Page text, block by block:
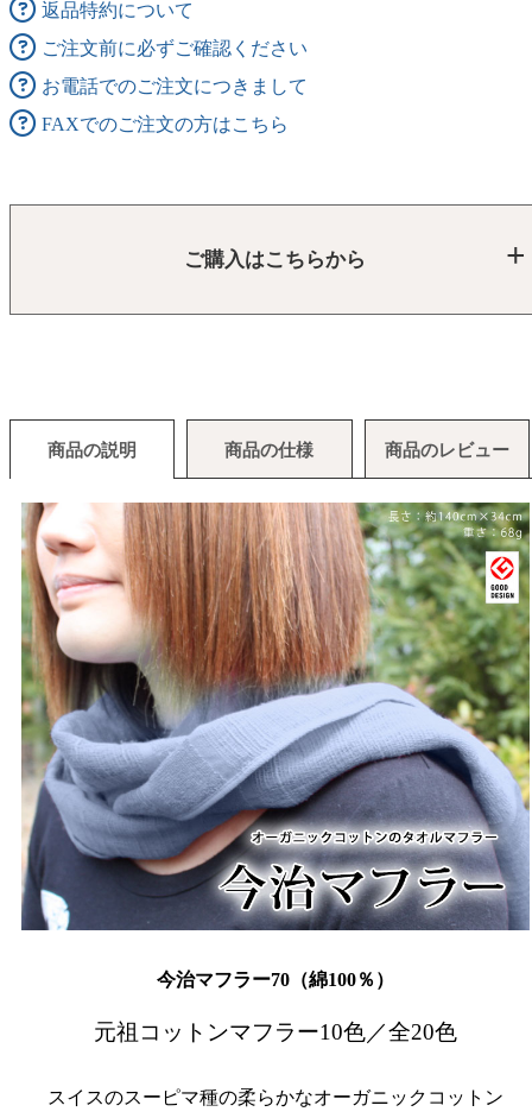
返品特約について
ご注文前に必ずご確認ください
お電話でのご注文につきまして
FAXでのご注文の方はこちら
ご購入はこちらから
商品の説明 商品の仕様 商品のレビュー
今治マフラー70（綿100％）
元祖コットンマフラー10色／全20色
スイスのスーピマ種の柔らかなオーガニックコットン